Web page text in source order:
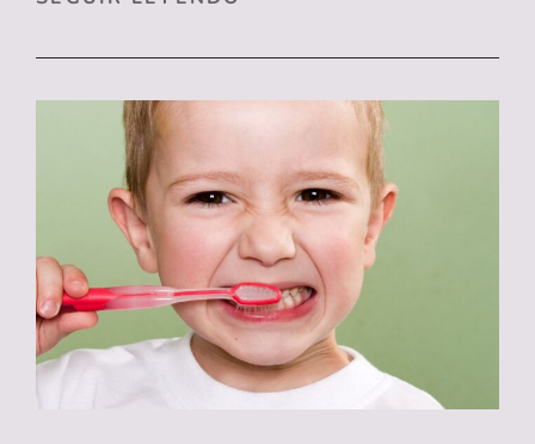
EN
OTOÑO:
CONSEJOS
PARA
UNA
SONRISA
BRILLANTE
TODO
EL
AÑO